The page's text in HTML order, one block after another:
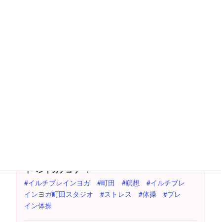
イベントカテゴリー:
#イルチブレインヨガ #町田 #瞑想 #イルチブレ
インヨガ町田スタジオ #ストレス #体操 #ブレ
イン体操